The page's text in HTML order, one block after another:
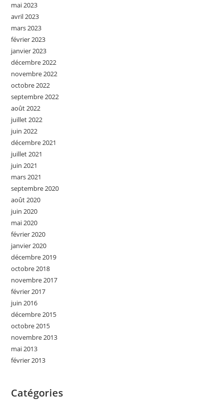
mai 2023
avril 2023
mars 2023
février 2023
janvier 2023
décembre 2022
novembre 2022
octobre 2022
septembre 2022
août 2022
juillet 2022
juin 2022
décembre 2021
juillet 2021
juin 2021
mars 2021
septembre 2020
août 2020
juin 2020
mai 2020
février 2020
janvier 2020
décembre 2019
octobre 2018
novembre 2017
février 2017
juin 2016
décembre 2015
octobre 2015
novembre 2013
mai 2013
février 2013
Catégories